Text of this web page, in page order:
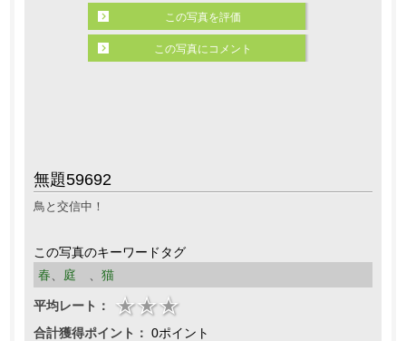
無題59692
鳥と交信中！
この写真のキーワードタグ
春
庭 猫
平均レート：
合計獲得ポイント： 0ポイント
この写真を評価
この写真にコメント